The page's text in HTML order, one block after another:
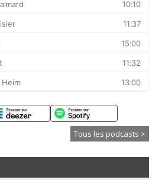
Tous les podcasts >